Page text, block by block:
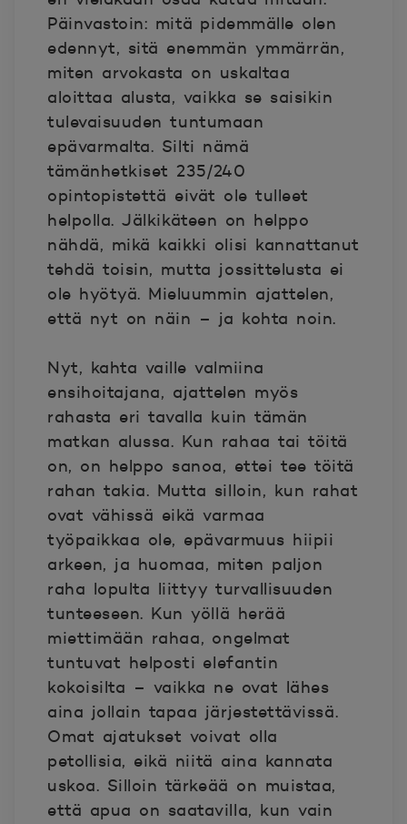
Päinvastoin: mitä pidemmälle olen
edennyt, sitä enemmän ymmärrän,
miten arvokasta on uskaltaa
aloittaa alusta, vaikka se saisikin
tulevaisuuden tuntumaan
epävarmalta. Silti nämä
tämänhetkiset 235/240
opintopistettä eivät ole tulleet
helpolla. Jälkikäteen on helppo
nähdä, mikä kaikki olisi kannattanut
tehdä toisin, mutta jossittelusta ei
ole hyötyä. Mieluummin ajattelen,
että nyt on näin – ja kohta noin.
Nyt, kahta vaille valmiina
ensihoitajana, ajattelen myös
rahasta eri tavalla kuin tämän
matkan alussa. Kun rahaa tai töitä
on, on helppo sanoa, ettei tee töitä
rahan takia. Mutta silloin, kun rahat
ovat vähissä eikä varmaa
työpaikkaa ole, epävarmuus hiipii
arkeen, ja huomaa, miten paljon
raha lopulta liittyy turvallisuuden
tunteeseen. Kun yöllä herää
miettimään rahaa, ongelmat
tuntuvat helposti elefantin
kokoisilta – vaikka ne ovat lähes
aina jollain tapaa järjestettävissä.
Omat ajatukset voivat olla
petollisia, eikä niitä aina kannata
uskoa. Silloin tärkeää on muistaa,
että apua on saatavilla, kun vain